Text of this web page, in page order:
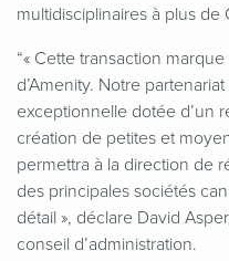
multidisciplinaires à plus de
“« Cette transaction
d’Amenity. Notre
exceptionnelle dotée d’un
création de petites et
permettra à la direction de
des principales sociétés
détail », déclare David
conseil d’administration.